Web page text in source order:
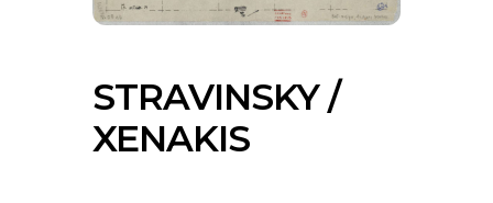
STRAVINSKY /
XENAKIS